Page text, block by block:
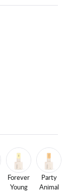
Forever
Young
Party
Animal